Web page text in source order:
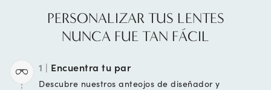
PERSONALIZAR TUS LENTES
NUNCA FUE TAN FÁCIL
1 | Encuentra tu par
Descubre nuestros anteojos de diseñador y